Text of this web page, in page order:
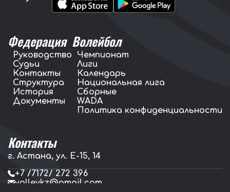
Федерация
Руководство
Судьи
Контакты
Структура
История
Документы
Волейбол
Чемпионат
Лиги
Календарь
Национальная лига
Сборные
WADA
Политика конфиденциальности
Контакты
г. Астана, ул. E-15, 14
+7 /7172/ 272 396
volleykz@gmail.com